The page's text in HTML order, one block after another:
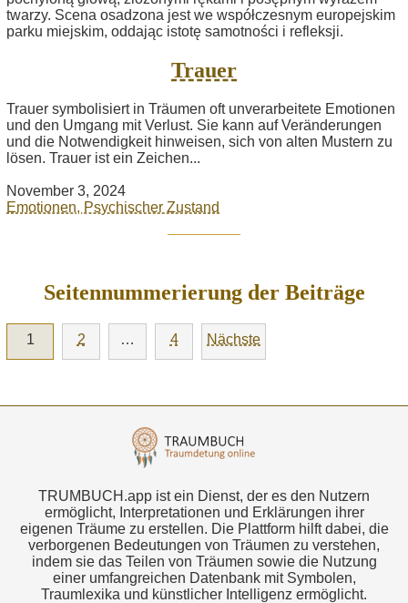
Trauer
Trauer symbolisiert in Träumen oft unverarbeitete Emotionen
und den Umgang mit Verlust. Sie kann auf Veränderungen
und die Notwendigkeit hinweisen, sich von alten Mustern zu
lösen. Trauer ist ein Zeichen...
November 3, 2024
Emotionen, Psychischer Zustand
Seitennummerierung der Beiträge
1 2 … 4 Nächste
TRUMBUCH.app ist ein Dienst, der es den Nutzern
ermöglicht, Interpretationen und Erklärungen ihrer
eigenen Träume zu erstellen. Die Plattform hilft dabei, die
verborgenen Bedeutungen von Träumen zu verstehen,
indem sie das Teilen von Träumen sowie die Nutzung
einer umfangreichen Datenbank mit Symbolen,
Traumlexika und künstlicher Intelligenz ermöglicht.